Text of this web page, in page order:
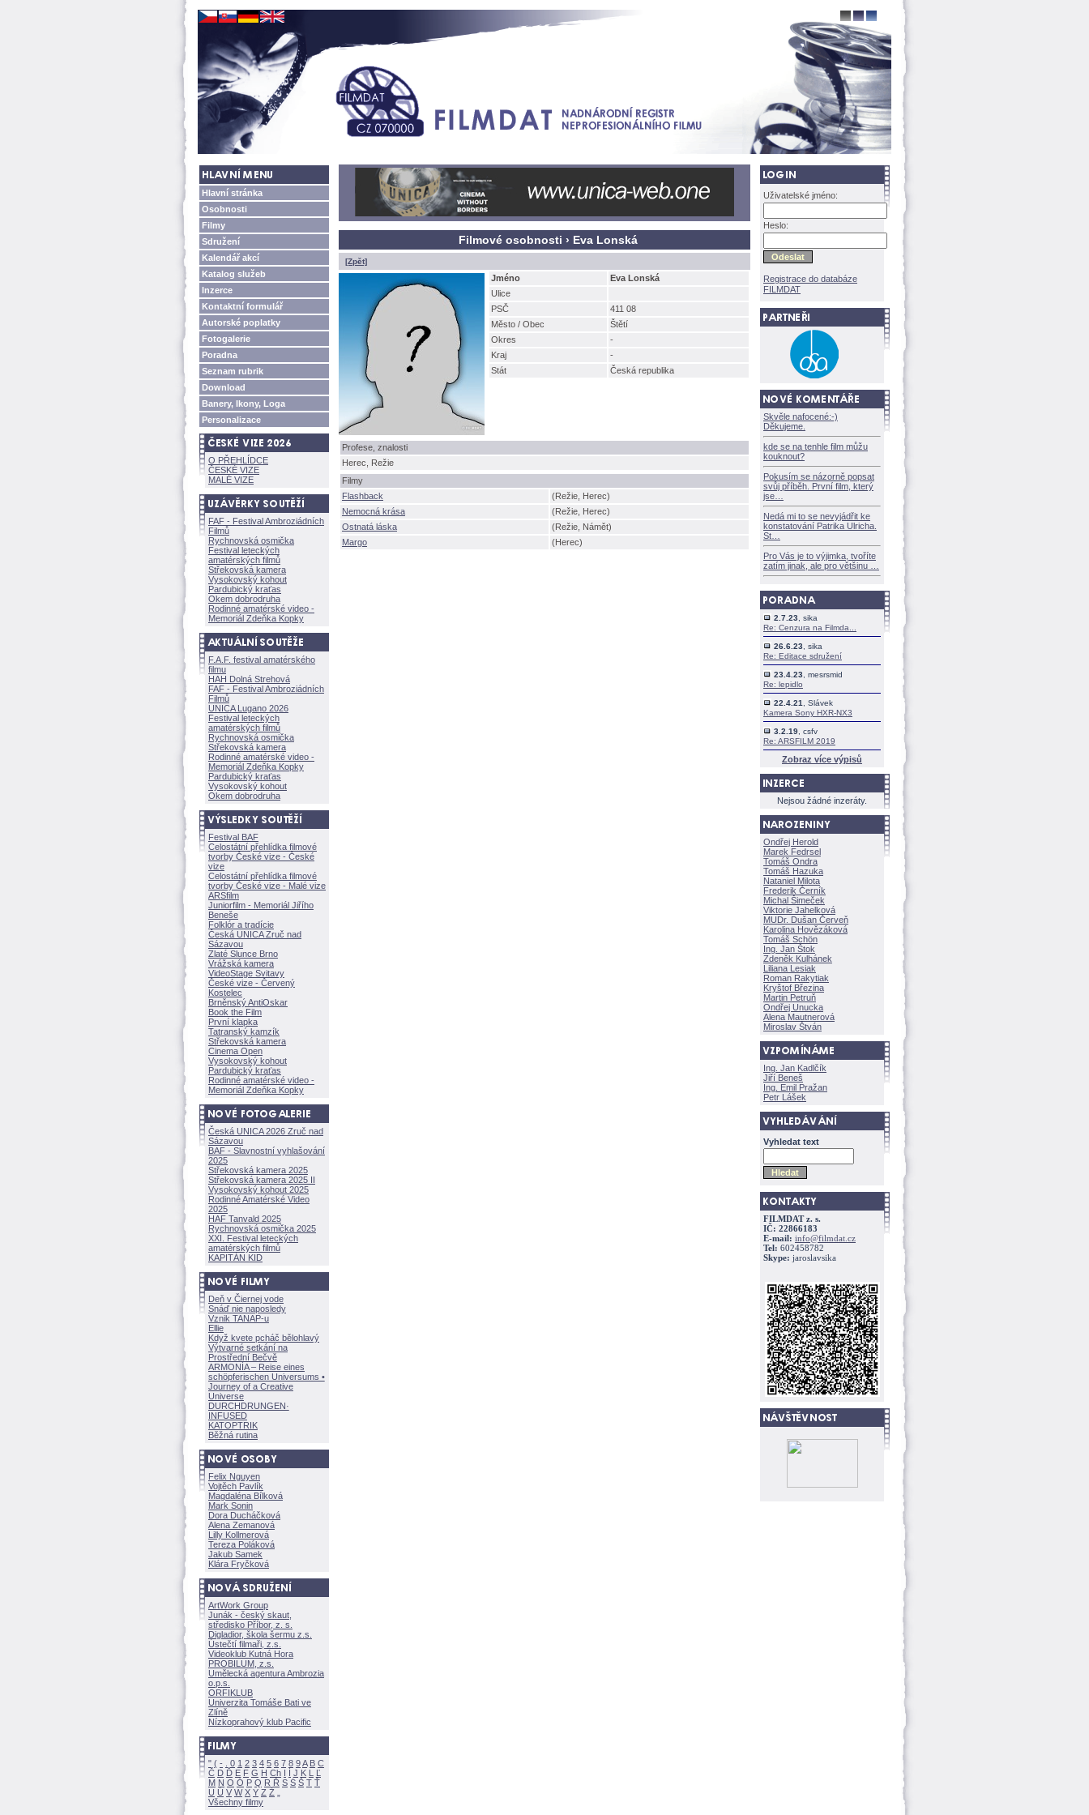
Hlavní stránka
Osobnosti
Filmy
Sdružení
Kalendář akcí
Katalog služeb
Inzerce
Kontaktní formulář
Autorské poplatky
Fotogalerie
Poradna
Seznam rubrik
Download
Banery, Ikony, Loga
Personalizace
O PŘEHLÍDCE
ČESKÉ VIZE
MALÉ VIZE
FAF - Festival Ambroziádních
Filmů
Rychnovská osmička
Festival leteckých
amatérských filmů
Střekovská kamera
Vysokovský kohout
Pardubický kraťas
Okem dobrodruha
Rodinné amatérské video -
Memoriál Zdeňka Kopky
F.A.F. festival amatérského
filmu
HAH Dolná Strehov
FAF - Festival Ambroziádních
Filmů
UNICA Lugano 2026
Festival leteckých
amatérských filmů
Rychnovská osmička
Střekovská kamera
Rodinné amatérské video -
Memoriál Zdeňka Kopky
Pardubický kraťas
Vysokovský kohout
Okem dobrodruha
Festival BAF
Celostátní přehlídka filmové
tvorby České vize - České
vize
Celostátní přehlídka filmové
tvorby České vize - Malé vize
ARSfilm
Juniorfilm - Memoriál Jiřího
Beneše
Folklór a tradície
Česká UNICA Zruč nad
Sázavou
Zlaté Slunce Brno
Vrážská kamera
VideoStage Svitavy
České vize - Červený
Kostelec
Brněnský AntiOskar
Book the Film
První klapka
Tatranský kamzík
Střekovská kamera
Cinema Open
Vysokovský kohout
Pardubický kraťas
Rodinné amatérské video -
Memoriál Zdeňka Kopky
Česká UNICA 2026 Zruč nad
Sázavou
BAF - Slavnostní vyhlašování
2025
Střekovská kamera 2025
Střekovská kamera 2025 II
Vysokovský kohout 2025
Rodinné Amatérské Video
2025
HAF Tanvald 2025
Rychnovská osmička 2025
XXI. Festival leteckých
amatérských filmů
KAPITÁN KID
Deň v Čiernej vode
Snáď nie naposledy
Vznik TANAP-u
Ellie
Když kvete pcháč bělohlavý
Výtvarné setkání na
Prostřední Bečvě
ARMONÍA – Reise eines
schöpferischen Universums •
Journey of a Creative
Universe
DURCHDRUNGEN·
INFUSED
KATOPTRIK
Běžná rutina
Felix Nguyen
Vojtěch Pavlík
Magdaléna Bílkov
Mark Sonin
Dora Ducháčkov
Alena Zemanov
Lilly Kollmerov
Tereza Polákov
Jakub Samek
Klára Fryčkov
ArtWork Group
Junák - český skaut,
středisko Příbor, z. s.
Digladior, škola šermu z.s.
Ústečtí filmaři, z.s.
Videoklub Kutná Hora
PROBILUM, z.s.
Umělecká agentura Ambrozia
o.p.s.
ORFIKLUB
Univerzita Tomáše Bati ve
Zlíně
Nízkoprahový klub Pacific
" ( - 0 1 2 3 4 5 6 7 8 9A B C
Č D Ď E F G H Ch I Í J K L
Ľ
M N O Ó P Q R Ř S Ś T Ť
U Ú V W X Y Z
Všechny filmy
Filmové osobnosti › Eva Lonsk
[Zpět]
Jméno
Eva Lonsk
Ulice
PSČ
411 08
Město / Obec
tětí
Okres
-
Kraj
-
Stát
Česká republika
Profese, znalosti
Herec, Režie
Filmy
Flashback
(Režie, Herec)
Nemocná krása
(Režie, Herec)
Ostnatá láska
(Režie, Námět)
Margo
(Herec)
Uživatelské jméno:
Heslo:
Registrace do databáze
FILMDAT
Skvěle nafocené:-)
Děkujeme.
kde se na tenhle film můžu
kouknout?
Pokusím se názorně popsat
svůj příběh. První film, který
jse
Nedá mi to se nevyjádřit ke
konstatování Patrika Ulricha.
St
Pro Vás je to výjimka, tvoříte
zatím jinak, ale pro většinu
2.7.23 , sika
Re: Cenzura na Filmda...
26.6.23 , sika
Re: Editace sdružení
23.4.23 , mesrsmid
Re: lepidlo
22.4.21
, Slávek
Kamera Sony HXR-NX3
3.2.19 , csfv
Re: ARSFILM 2019
Zobraz více výpisů
Nejsou žádné inzeráty.
Ondřej Herold
Marek Fedrsel
Tomáš Ondra
Tomáš Hazuka
Nataniel Milota
Frederik Černík
Michal Šimeček
Viktorie Jahelkov
MUDr. Dušan Červeň
Karolina Hovězákov
Tomáš Schön
Ing. Jan Štok
Zdeněk Kulhánek
Liliana Lesiak
Roman Rakytiak
Kryštof Březina
Martin Petruň
Ondřej Unucka
Alena Mautnerov
Miroslav Štván
Ing. Jan Kadlčík
Jiří Bene
Ing. Emil Pražan
Petr Lášek
Vyhledat text
FILMDAT z. s.
IČ: 22866183
E-mail: info@filmdat.cz
Tel: 602458782
Skype: jaroslavsika